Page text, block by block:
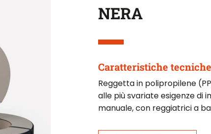
NERA
Caratteristiche tecniche
Reggetta in polipropilene
alle più svariate esigenze di
manuale, con reggiatrici a